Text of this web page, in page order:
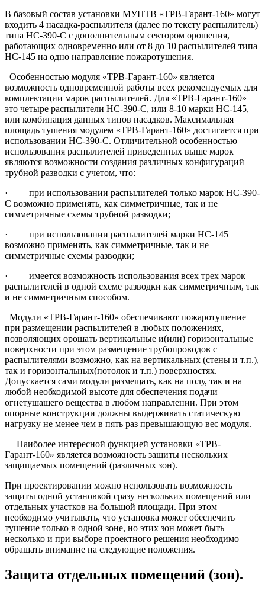
В базовый состав установки МУПТВ «ТРВ-Гарант-160» могут
входить 4 насадка-распылителя (далее по тексту распылитель)
типа НС-390-С с дополнительным сектором орошения,
работающих одновременно или от 8 до 10 распылителей типа
НС-145 на одно направление пожаротушения.
Особенностью модуля «ТРВ-Гарант-160» является
возможность одновременной работы всех рекомендуемых для
комплектации марок распылителей. Для «ТРВ-Гарант-160»
это четыре распылители НС-390-С, или 8-10 марки НС-145,
или комбинация данных типов насадков. Максимальная
площадь тушения модулем «ТРВ-Гарант-160» достигается при
использовании НС-390-С. Отличительной особенностью
использования распылителей приведенных выше марок
являются возможности создания различных конфигураций
трубной разводки с учетом, что:
· при использовании распылителей только марок НС-390-
С возможно применять, как симметричные, так и не
симметричные схемы трубной разводки;
· при использовании распылителей марки НС-145
возможно применять, как симметричные, так и не
симметричные схемы разводки;
· имеется возможность использования всех трех марок
распылителей в одной схеме разводки как симметричным, так
и не симметричным способом.
Модули «ТРВ-Гарант-160» обеспечивают пожаротушение
при размещении распылителей в любых положениях,
позволяющих орошать вертикальные и(или) горизонтальные
поверхности при этом размещение трубопроводов с
распылителями возможно, как на вертикальных (стены и т.п.),
так и горизонтальных(потолок и т.п.) поверхностях.
Допускается сами модули размещать, как на полу, так и на
любой необходимой высоте для обеспечения подачи
огнетушащего вещества в любом направлении. При этом
опорные конструкции должны выдерживать статическую
нагрузку не менее чем в пять раз превышающую вес модуля.
Наиболее интересной функцией установки «ТРВ-
Гарант-160» является возможность защиты нескольких
защищаемых помещений (различных зон).
При проектировании можно использовать возможность
защиты одной установкой сразу нескольких помещений или
отдельных участков на большой площади. При этом
необходимо учитывать, что установка может обеспечить
тушение только в одной зоне, но этих зон может быть
несколько и при выборе проектного решения необходимо
обращать внимание на следующие положения.
Защита отдельных помещений (зон).